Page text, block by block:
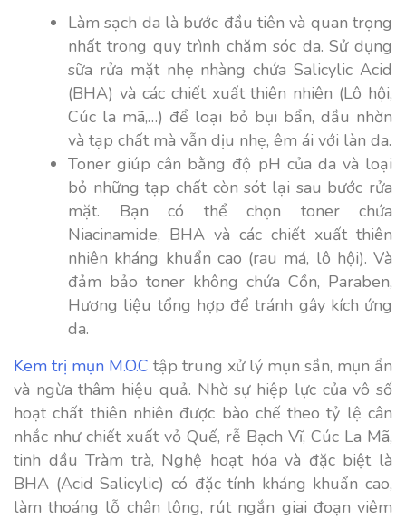
Làm sạch da là bước đầu tiên và quan trọng
nhất trong quy trình chăm sóc da. Sử dụng
sữa rửa mặt nhẹ nhàng chứa Salicylic Acid
(BHA) và các chiết xuất thiên nhiên (Lô hội,
Cúc la mã,…) để loại bỏ bụi bẩn, dầu nhờn
và tạp chất mà vẫn dịu nhẹ, êm ái với làn da.
Toner giúp cân bằng độ pH của da và loại
bỏ những tạp chất còn sót lại sau bước rửa
mặt. Bạn có thể chọn toner chứa
Niacinamide, BHA và các chiết xuất thiên
nhiên kháng khuẩn cao (rau má, lô hội). Và
đảm bảo toner không chứa Cồn, Paraben,
Hương liệu tổng hợp để tránh gây kích ứng
da.
Kem trị mụn M.O.C tập trung xử lý mụn sần, mụn ẩn
và ngừa thâm hiệu quả. Nhờ sự hiệp lực của vô số
hoạt chất thiên nhiên được bào chế theo tỷ lệ cân
nhắc như chiết xuất vỏ Quế, rễ Bạch Vĩ, Cúc La Mã,
tinh dầu Tràm trà, Nghệ hoạt hóa và đặc biệt là
BHA (Acid Salicylic) có đặc tính kháng khuẩn cao,
làm thoáng lỗ chân lông, rút ngắn giai đoạn viêm